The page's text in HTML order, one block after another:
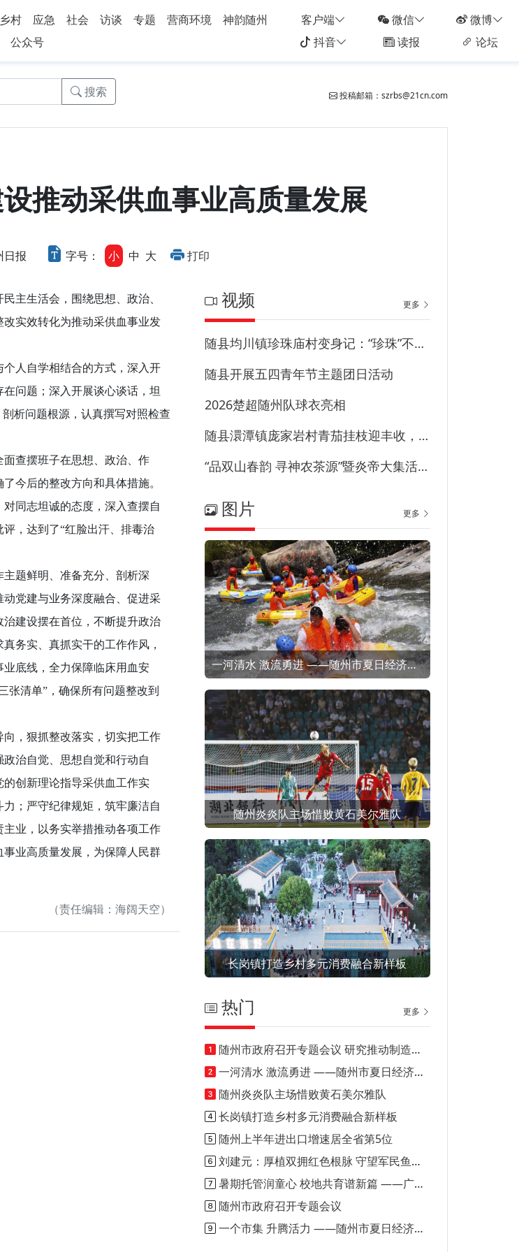
乡村 应急 社会 访谈 专题 营商环境
神韵随州
公众号
客户端 微信
微博
抖音
读报 论坛
搜索 投稿邮箱：szrbs@21cn.com
推动采供血事业高质量发展
日报 字号： 小 中 大 打印
主生活会，围绕思想、政治、
实效转化为推动采供血事业发
人自学相结合的方式，深入开
问题；深入开展谈心谈话，坦
析问题根源，认真撰写对照检查
查摆班子在思想、政治、作
今后的整改方向和具体措施。
同志坦诚的态度，深入查摆自
，达到了“红脸出汗、排毒治
题鲜明、准备充分、剖析深
党建与业务深度融合、促进采
建设摆在首位，不断提升政治
务实、真抓实干的工作作风，
底线，全力保障临床用血安
张清单”，确保所有问题整改到
，狠抓整改落实，切实把工作
治自觉、思想自觉和行动自
创新理论指导采供血工作实
；严守纪律规矩，筑牢廉洁自
业，以务实举措推动各项工作
业高质量发展，为保障人民群
（责任编辑：海阔天空）
视频 更多
随县均川镇珍珠庙村变身记：“珍珠”不藏尘“甜园”甜到心
随县开展五四青年节主题团日活动
2026楚超随州队球衣亮相
随县澴潭镇庞家岩村青茄挂枝迎丰收，特色产业兴乡村！
“品双山春韵 寻神农茶源”暨炎帝大集活动在草甸子街历史文化街区启幕
图片 更多
一河清水 激流勇进 ——随州市夏日经济（消费）观察之一
随州炎炎队主场惜败黄石美尔雅队
长岗镇打造乡村多元消费融合新样板
热门 更多
随州市政府召开专题会议 研究推动制造业投资和技改投资项目建设
一河清水 激流勇进 ——随州市夏日经济（消费）观察之一
随州炎炎队主场惜败黄石美尔雅队
长岗镇打造乡村多元消费融合新样板
随州上半年进出口增速居全省第5位
刘建元：厚植双拥红色根脉 守望军民鱼水深情
暑期托管润童心 校地共育谱新篇 ——广水市骆店镇打造乡村暑期托管优质样板模式
随州市政府召开专题会议
一个市集 升腾活力 ——随州市夏日经济（消费）观察之二